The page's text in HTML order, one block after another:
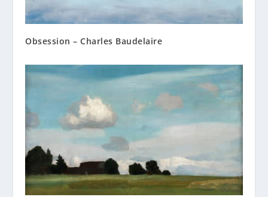
Obsession – Charles Baudelaire